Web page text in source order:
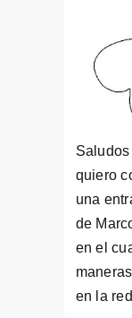
quiero
una
de
en el
en la